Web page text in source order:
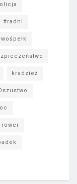
#radni
kradzież
rower